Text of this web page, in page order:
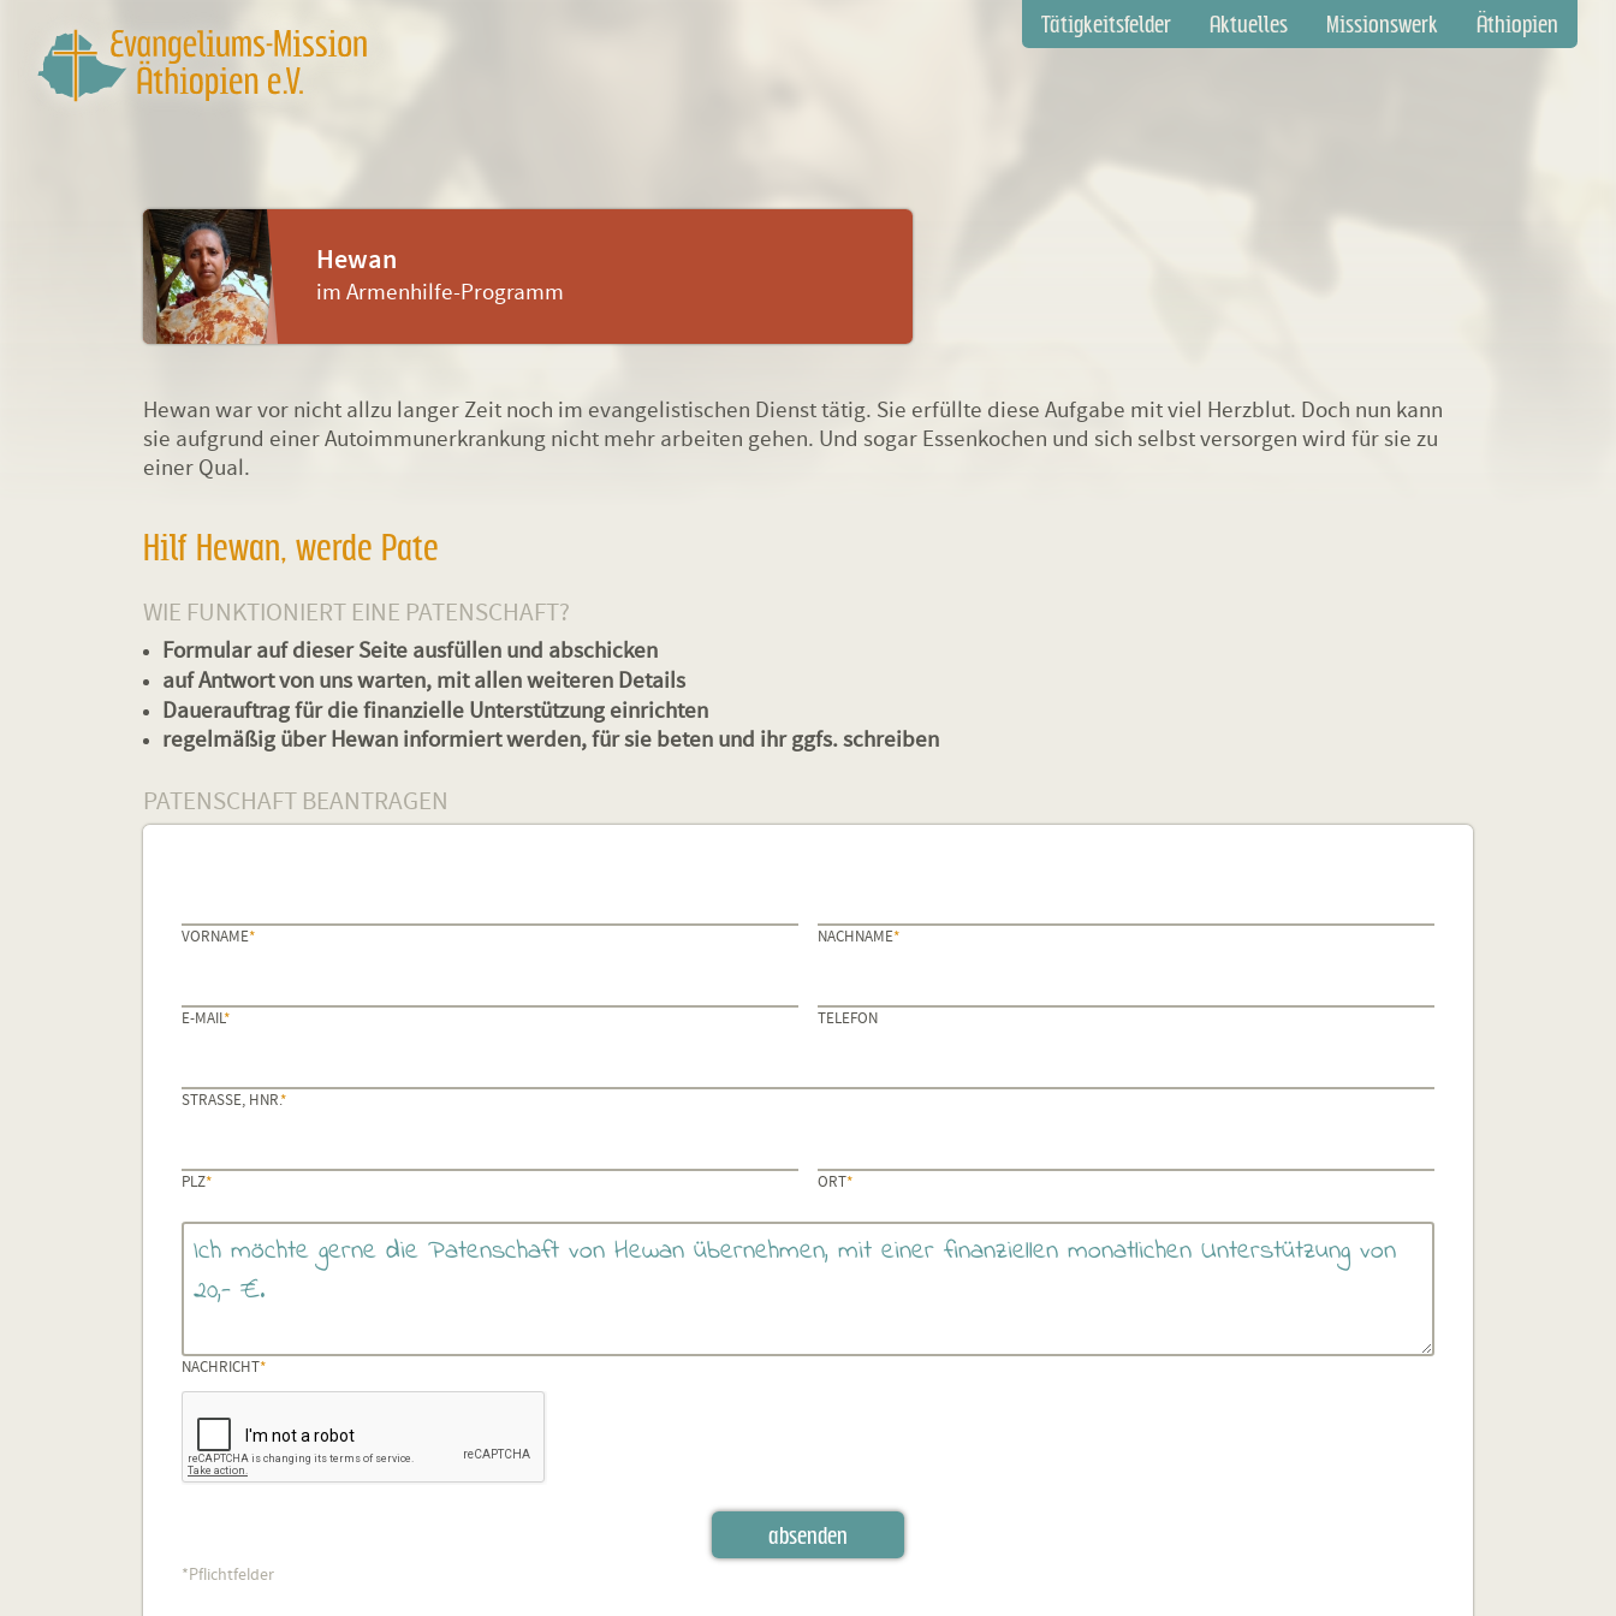
Navigation
überspringen
Tätigkeitsfelder Aktuelles Missionswerk Äthiopien
Hewan
im Armenhilfe-Programm
Hewan war vor nicht allzu langer Zeit noch im evangelistischen Dienst tätig. Sie erfüllte diese Aufgabe mit viel Herzblut. Doch nun kann
sie aufgrund einer Autoimmunerkrankung nicht mehr arbeiten gehen. Und sogar Essenkochen und sich selbst versorgen wird für sie zu
einer Qual.
Hilf Hewan, werde Pate
WIE FUNKTIONIERT EINE PATENSCHAFT?
Formular auf dieser Seite ausfüllen und abschicken
auf Antwort von uns warten, mit allen weiteren Details
Dauerauftrag für die finanzielle Unterstützung einrichten
regelmäßig über Hewan informiert werden, für sie beten und ihr ggfs. schreiben
PATENSCHAFT BEANTRAGEN
PFLICHTFELD
VORNAME* PFLICHTFELD
NACHNAME*
PFLICHTFELD
E-MAIL* TELEFON
PFLICHTFELD
STRASSE, HNR.*
PFLICHTFELD
PLZ* PFLICHTFELD
ORT *
PFLICHTFELD
NACHRICHT*
absenden
*Pflichtfelder